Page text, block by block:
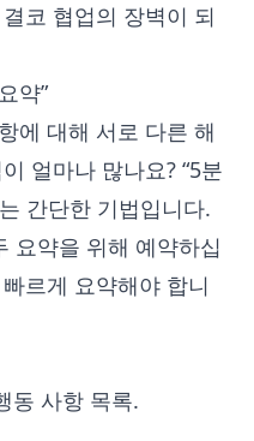
코 협업의 장벽이 되
약”
에 대해 서로 다른 해
얼마나 많나요? “5분
간단한 기법입니다.
요약을 위해 예약하십
르게 요약해야 합니
동 사항 목록.